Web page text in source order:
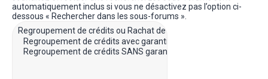
automatiquement inclus si vous ne désactivez pas l’option ci-
dessous « Rechercher dans les sous-forums ».